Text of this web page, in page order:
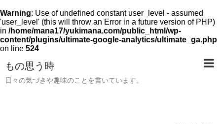
Warning: Use of undefined constant user_level - assumed
'user_level' (this will throw an Error in a future version of PHP)
in /home/mana17/yukimana.com/public_html/wp-
content/plugins/ultimate-google-analytics/ultimate_ga.php
on line 524
もの思う時
日々の気づきや趣味のことを書いています。